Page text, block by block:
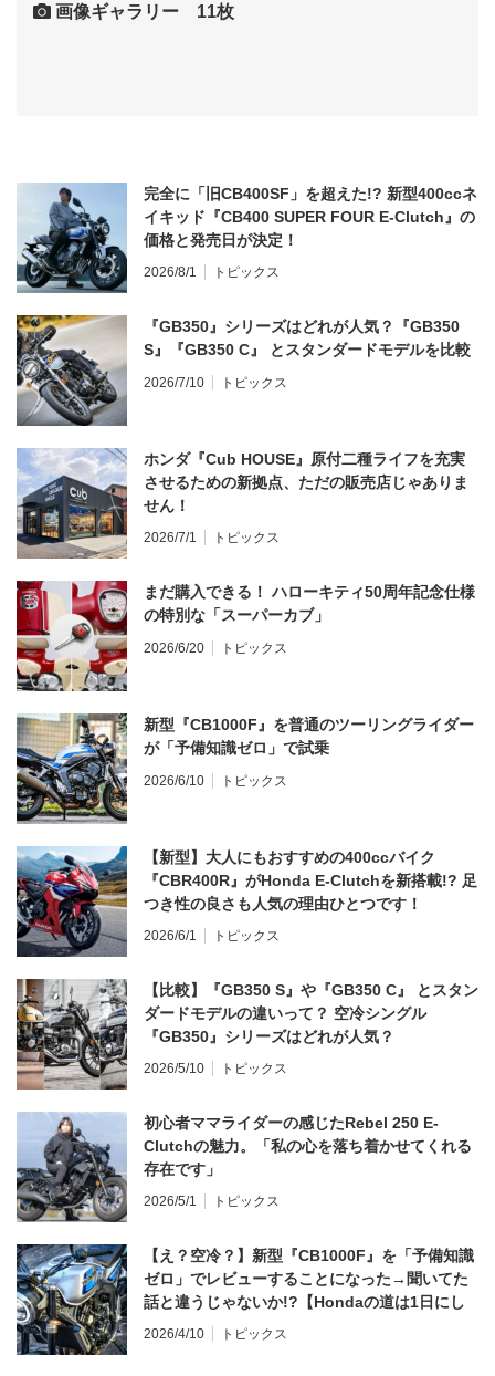
画像ギャラリー 11枚
完全に「旧CB400SF」を超えた!? 新型400ccネ
イキッド『CB400 SUPER FOUR E-Clutch』の
価格と発売日が決定！
2026/8/1 トピックス
『GB350』シリーズはどれが人気？『GB350
S』『GB350 C』 とスタンダードモデルを比較
2026/7/10 トピックス
ホンダ『Cub HOUSE』原付二種ライフを充実
させるための新拠点、ただの販売店じゃありま
せん！
2026/7/1 トピックス
まだ購入できる！ ハローキティ50周年記念仕様
の特別な「スーパーカブ」
2026/6/20 トピックス
新型『CB1000F』を普通のツーリングライダー
が「予備知識ゼロ」で試乗
2026/6/10 トピックス
【新型】大人にもおすすめの400ccバイク
『CBR400R』がHonda E-Clutchを新搭載!? 足
つき性の良さも人気の理由ひとつです！
2026/6/1 トピックス
【比較】『GB350 S』や『GB350 C』 とスタン
ダードモデルの違いって？ 空冷シングル
『GB350』シリーズはどれが人気？
2026/5/10 トピックス
初心者ママライダーの感じたRebel 250 E-
Clutchの魅力。「私の心を落ち着かせてくれる
存在です」
2026/5/1 トピックス
【え？空冷？】新型『CB1000F』を「予備知識
ゼロ」でレビューすることになった→聞いてた
話と違うじゃないか!?【Hondaの道は1日にし
てならず／CB1000F ①第一印象 編】
2026/4/10 トピックス